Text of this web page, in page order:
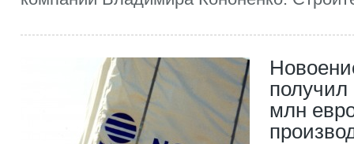
получил
млн